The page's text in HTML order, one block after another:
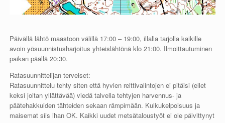
Päivällä lähtö maastoon välillä 17:00 – 19:00, illalla tarjolla kaikille
avoin yösuunnistusharjoitus yhteislähtönä klo 21:00. Ilmoittautuminen
paikan päällä 20:30.
Ratasuunnittelijan terveiset:
Ratasuunnittelu tehty siten että hyvien reittivalintojen ei pitäisi (ellet
keksi joitan yllättävää) viedä talvella tehtyjen harvennus- ja
päätehakkuiden tähteiden sekaan rämpimään. Kulkukelpoisuus ja
maisemat siis ihan OK. Kaikki uudet metsätaloustyöt ei ole päivittynyt